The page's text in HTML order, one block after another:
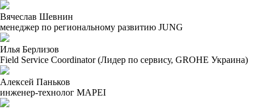
Вячеслав Шевнин
менеджер по региональному развитию JUNG
Илья Берлизов
Field Service Coordinator (Лидер по сервису, GROHE Украина)
Алексей Паньков
инженер-технолог MAPEI